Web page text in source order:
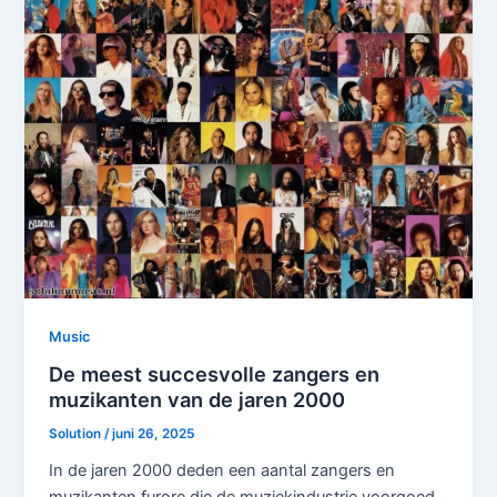
Music
De meest succesvolle zangers en
muzikanten van de jaren 2000
Solution/juni 26, 2025
In de jaren 2000 deden een aantal zangers en